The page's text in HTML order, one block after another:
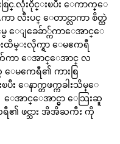
ြင္.လုံးဝိုင္းၿပီး ေကာက္ေ
လီးပင္ ေတာင္လာကာ စိတ္ထဲ
မွ ေျခေခ်ာ္က်ကာေအာင္ေ
ထိမ္းလိုက္ရာ ေမဧကရီ
ကာ ေအာင္ေအာင္ လ
ေမဧကရီ၏ ကားစြ
ပီး ေနာက္တဖက္ကခါးသိမ္ေ
အာင္ေအာင္မွာ ေသြးဆူ
ရီ၏ ဖင္သား အိအိႀကီး ကို